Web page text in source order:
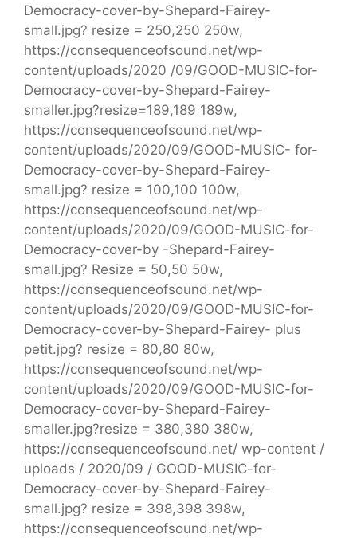
Democracy-cover-by-Shepard-Fairey-
small.jpg? resize = 250,250 250w,
https://consequenceofsound.net/wp-
content/uploads/2020 /09/GOOD-MUSIC-for-
Democracy-cover-by-Shepard-Fairey-
smaller.jpg?resize=189,189 189w,
https://consequenceofsound.net/wp-
content/uploads/2020/09/GOOD-MUSIC- for-
Democracy-cover-by-Shepard-Fairey-
small.jpg? resize = 100,100 100w,
https://consequenceofsound.net/wp-
content/uploads/2020/09/GOOD-MUSIC-for-
Democracy-cover-by -Shepard-Fairey-
small.jpg? Resize = 50,50 50w,
https://consequenceofsound.net/wp-
content/uploads/2020/09/GOOD-MUSIC-for-
Democracy-cover-by-Shepard-Fairey- plus
petit.jpg? resize = 80,80 80w,
https://consequenceofsound.net/wp-
content/uploads/2020/09/GOOD-MUSIC-for-
Democracy-cover-by-Shepard-Fairey-
smaller.jpg?resize = 380,380 380w,
https://consequenceofsound.net/ wp-content /
uploads / 2020/09 / GOOD-MUSIC-for-
Democracy-cover-by-Shepard-Fairey-
small.jpg? resize = 398,398 398w,
https://consequenceofsound.net/wp-